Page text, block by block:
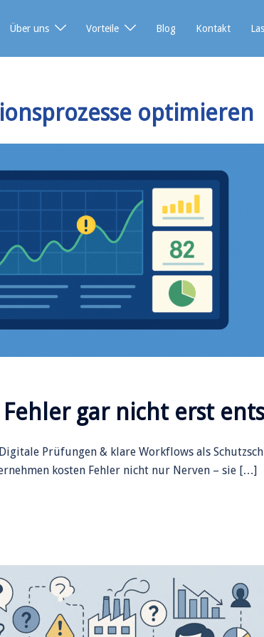
Über uns Vorteile Blog Kontakt
optimieren
gar nicht erst
Prüfungen & klare Workflows als
kosten Fehler nicht nur Nerven – sie […]